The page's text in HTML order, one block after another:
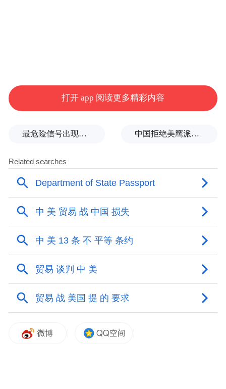
至11日进行的中美日内瓦谈判。“会谈结果表
明，中美间相互关税基本上回到了4月2日美
国发动关税战前的水平。在全球多边贸易体
定全球贸易、坚定多边（贸易）体制、维护
国际经贸关系中平等对话、相互尊重原则等
方面作出重大贡献。”
“会谈结果当然有利于中国，也有利于美国，
更顺应了全球民意，符合市场经济规律，也
日，中美经贸磋商机制举行首次会议，双方
原则上就落实两国元首6月5日通话共识，以
及日内瓦共识达成了框架。中美两国元首6月
5日的通话，将中美经贸关系提高到两国元首
打开 app 阅读更多精彩内容
最危险信号出现！全球能源大动脉岌岌可危 中国拒绝美鹰派副防长访华？弦外之音被热议